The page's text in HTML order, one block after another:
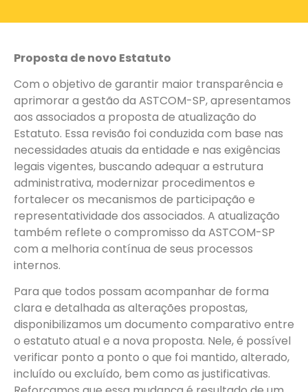
Proposta de novo Estatuto
Com o objetivo de garantir maior transparência e
aprimorar a gestão da ASTCOM-SP, apresentamos
aos associados a proposta de atualização do
Estatuto. Essa revisão foi conduzida com base nas
necessidades atuais da entidade e nas exigências
legais vigentes, buscando adequar a estrutura
administrativa, modernizar procedimentos e
fortalecer os mecanismos de participação e
representatividade dos associados. A atualização
também reflete o compromisso da ASTCOM-SP
com a melhoria contínua de seus processos
internos.
Para que todos possam acompanhar de forma
clara e detalhada as alterações propostas,
disponibilizamos um documento comparativo entre
o estatuto atual e a nova proposta. Nele, é possível
verificar ponto a ponto o que foi mantido, alterado,
incluído ou excluído, bem como as justificativas.